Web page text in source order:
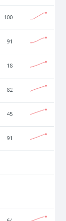
100
91
18
82
45
91